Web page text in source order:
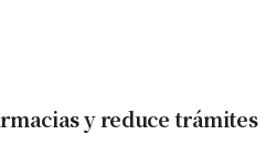
y reduce trámites